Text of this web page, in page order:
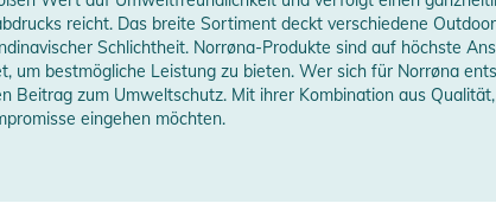
anzeigen
reicht. Das breite Sortiment deckt verschiedene
Schlichtheit. Norrøna-Produkte sind auf höchste
um bestmögliche Leistung zu bieten. Wer sich für Norrøna
Beitrag zum Umweltschutz. Mit ihrer Kombination aus
eingehen möchten.